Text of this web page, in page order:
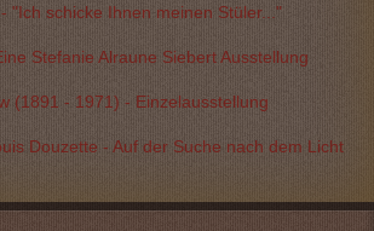
"Ich schicke Ihnen meinen Stüler..."
Stefanie Alraune Siebert Ausstellung
(1891 - 1971) - Einzelausstellung
Douzette - Auf der Suche nach dem Licht